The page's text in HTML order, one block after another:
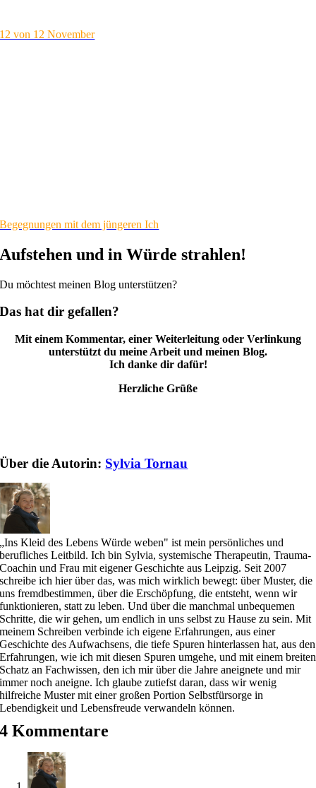
12 von 12 November
Begegnungen mit dem jüngeren Ich
Aufstehen und in Würde strahlen!
Du möchtest meinen Blog unterstützen?
Das hat dir gefallen?
Mit einem Kommentar, einer Weiterleitung oder Verlinkung
unterstützt du meine Arbeit und meinen Blog.
Ich danke dir dafür!
Herzliche Grüße
Über die Autorin: Sylvia Tornau
„Ins Kleid des Lebens Würde weben" ist mein persönliches und
berufliches Leitbild. Ich bin Sylvia, systemische Therapeutin, Trauma-
Coachin und Frau mit eigener Geschichte aus Leipzig. Seit 2007
schreibe ich hier über das, was mich wirklich bewegt: über Muster, die
uns fremdbestimmen, über die Erschöpfung, die entsteht, wenn wir
funktionieren, statt zu leben. Und über die manchmal unbequemen
Schritte, die wir gehen, um endlich in uns selbst zu Hause zu sein. Mit
meinem Schreiben verbinde ich eigene Erfahrungen, aus einer
Geschichte des Aufwachsens, die tiefe Spuren hinterlassen hat, aus den
Erfahrungen, wie ich mit diesen Spuren umgehe, und mit einem breiten
Schatz an Fachwissen, den ich mir über die Jahre aneignete und mir
immer noch aneigne. Ich glaube zutiefst daran, dass wir wenig
hilfreiche Muster mit einer großen Portion Selbstfürsorge in
Lebendigkeit und Lebensfreude verwandeln können.
4 Kommentare